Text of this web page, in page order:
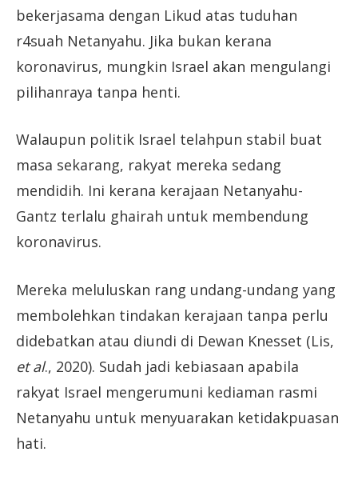
bekerjasama dengan Likud atas tuduhan
r4suah Netanyahu. Jika bukan kerana
koronavirus, mungkin Israel akan mengulangi
pilihanraya tanpa henti.
Walaupun politik Israel telahpun stabil buat
masa sekarang, rakyat mereka sedang
mendidih. Ini kerana kerajaan Netanyahu-
Gantz terlalu ghairah untuk membendung
koronavirus.
Mereka meluluskan rang undang-undang yang
membolehkan tindakan kerajaan tanpa perlu
didebatkan atau diundi di Dewan Knesset (Lis,
et al., 2020). Sudah jadi kebiasaan apabila
rakyat Israel mengerumuni kediaman rasmi
Netanyahu untuk menyuarakan ketidakpuasan
hati.